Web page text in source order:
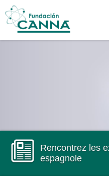
Main menu
Rencontrez les
espagnole